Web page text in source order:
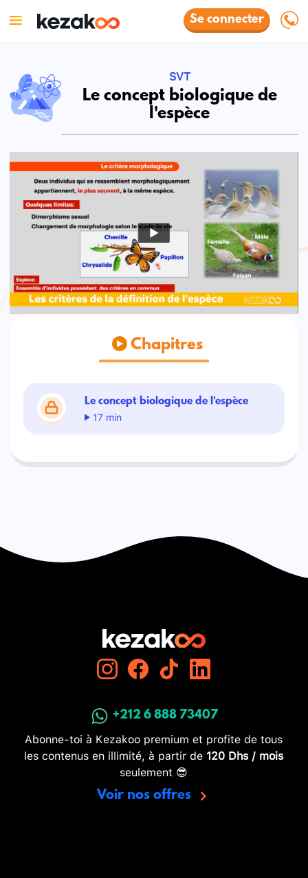
Se connecter
SVT
Le concept biologique de
l'espèce
Chapitres
Le concept biologique de l'espèce
17 min
+212 6 888 73407
Abonne-toi à Kezakoo premium et profite de tous
les contenus en illimité, à partir de 120 Dhs / mois
seulement 😎
Voir nos offres